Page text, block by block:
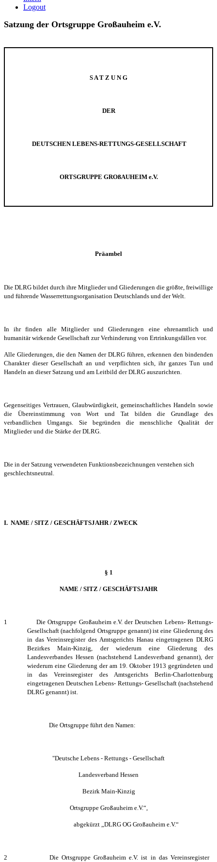
Logout
Satzung der Ortsgruppe Großauheim e.V.
S A T Z U N G
DER
DEUTSCHEN LEBENS-RETTUNGS-GESELLSCHAFT
ORTSGRUPPE GROßAUHEIMe.V.
Präambel
Die DLRG bildet durch ihre Mitglieder und Gliederungen die größte, freiwillige
und führende Wasserrettungsorganisation Deutschlands und der Welt.
In ihr finden alle Mitglieder und Gliederungen eine ehrenamtlich und
humanitär wirkende Gesellschaft zur Verhinderung von Ertrinkungsfällen vor.
Alle Gliederungen, die den Namen der DLRG führen, erkennen den bindenden
Charakter dieser Gesellschaft an und verpflichten sich, ihr ganzes Tun und
Handeln an dieser Satzung und am Leitbild der DLRG auszurichten.
Gegenseitiges Vertrauen, Glaubwürdigkeit, gemeinschaftliches Handeln sowie
die Übereinstimmung von Wort und Tat bilden die Grundlage des
verbandlichen Umgangs. Sie begründen die menschliche Qualität der
Mitglieder und die Stärke der DLRG.
Die in der Satzung verwendeten Funktionsbezeichnungen verstehen sich
geschlechtsneutral.
I. NAME / SITZ / GESCHÄFTSJAHR / ZWECK
§ 1
NAME / SITZ / GESCHÄFTSJAHR
1 Die Ortsgruppe Großauheime.V. der Deutschen Lebens- Rettungs-
Gesellschaft (nachfolgend Ortsgruppe genannt) ist eine Gliederung des
in das Vereinsregister des Amtsgerichts Hanaueingetragenen DLRG
BezirkesMain-Kinzig, der wiederum eine Gliederung des
Landesverbandes Hessen (nachstehend Landesverband genannt), der
wiederum eine Gliederung der am 19. Oktober 1913 gegründeten und
in das Vereinsregister des Amtsgerichts Berlin-Charlottenburg
eingetragenen Deutschen Lebens- Rettungs- Gesellschaft (nachstehend
DLRG genannt) ist.
Die Ortsgruppe führt den Namen:
"Deutsche Lebens - Rettungs - Gesellschaft
Landesverband Hessen
Bezirk Main-Kinzig
Ortsgruppe Großauheime.V.“,
abgekürzt „DLRG OG Großauheim e.V.“
2 Die OrtsgruppeGroßauheim e.V. ist in das Vereinsregister